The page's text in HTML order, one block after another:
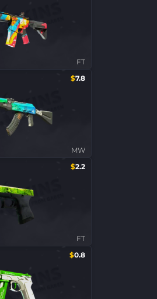
FT
$7.8
MW
$2.2
FT
$0.8